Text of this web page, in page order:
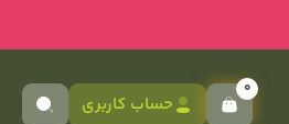
حساب کاربری
0